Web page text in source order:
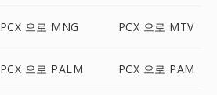
PCX 으로 MNG PCX 으로 MTV
PCX 으로 PALM PCX 으로 PAM